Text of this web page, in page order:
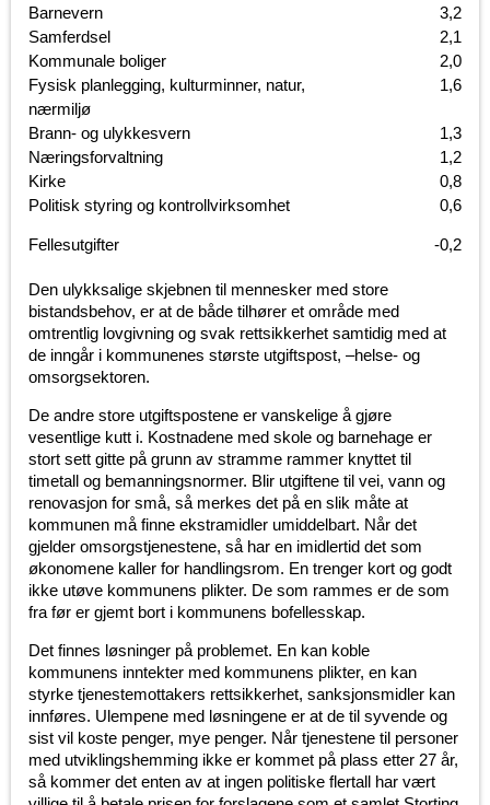
Barnevern
3,2
Samferdsel
2,1
Kommunale boliger
2,0
Fysisk planlegging, kulturminner, natur,
nærmiljø
1,6
Brann- og ulykkesvern
1,3
Næringsforvaltning
1,2
Kirke
0,8
Politisk styring og kontrollvirksomhet
0,6
Fellesutgifter -0,2
Den ulykksalige skjebnen til mennesker med store
bistandsbehov, er at de både tilhører et område med
omtrentlig lovgivning og svak rettsikkerhet samtidig med at
de inngår i kommunenes største utgiftspost, –helse- og
omsorgsektoren.
De andre store utgiftspostene er vanskelige å gjøre
vesentlige kutt i. Kostnadene med skole og barnehage er
stort sett gitte på grunn av stramme rammer knyttet til
timetall og bemanningsnormer. Blir utgiftene til vei, vann og
renovasjon for små, så merkes det på en slik måte at
kommunen må finne ekstramidler umiddelbart. Når det
gjelder omsorgstjenestene, så har en imidlertid det som
økonomene kaller for handlingsrom. En trenger kort og godt
ikke utøve kommunens plikter. De som rammes er de som
fra før er gjemt bort i kommunens bofellesskap.
Det finnes løsninger på problemet. En kan koble
kommunens inntekter med kommunens plikter, en kan
styrke tjenestemottakers rettsikkerhet, sanksjonsmidler kan
innføres. Ulempene med løsningene er at de til syvende og
sist vil koste penger, mye penger. Når tjenestene til personer
med utviklingshemming ikke er kommet på plass etter 27 år,
så kommer det enten av at ingen politiske flertall har vært